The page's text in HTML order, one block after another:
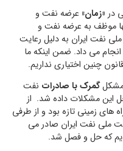
در «زمان» عرضه نفت و
موظف به عرضه نفت و
نفت ایران به دلیل رعایت
می داد. ضمن اینکه ما
چنین اختیاری نداریم.
مشکلگمرک با صادرات نفت
حل این مشکلات داده شد. از
های زمینی تازه بود و از طرفی
ملی نفت ایران صادر می
که حل و فصل شد.